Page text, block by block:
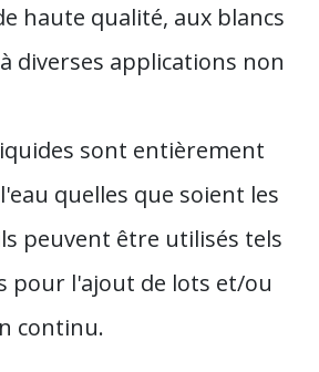
haute qualité, aux blancs
diverses applications non
sont entièrement
quelles que soient les
peuvent être utilisés tels
pour l'ajout de lots et/ou
continu.